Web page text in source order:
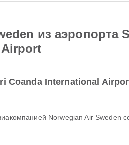
из аэропорта
Coanda International